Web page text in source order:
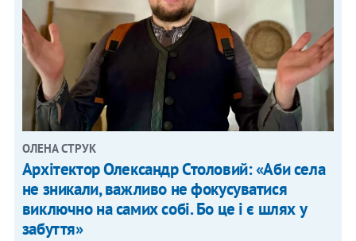
ОЛЕНА СТРУК
Архітектор Олександр Столовий: «Аби села
не зникали, важливо не фокусуватися
виключно на самих собі. Бо це і є шлях у
забуття»